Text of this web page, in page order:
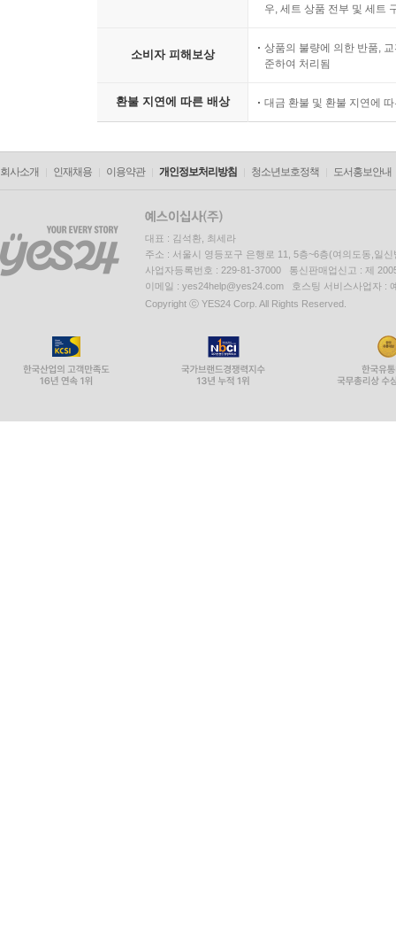
우, 세트 상품 전부 및 세트
소비자 피해보상
상품의 불량에 의한 반품,
준하여 처리됨
환불 지연에 따른 배상 대금 환불 및 환불 지연에
회사소개 인재채용 이용약관 개인정보처리방침 청소년보호정책 도서홍보안내
대표 : 김석환, 최세라
주소 : 서울시 영등포구 은행로 11, 5층~6층(여의도동,일신
사업자등록번호 : 229-81-37000 통신판매업신고 : 제
이메일 : yes24help@yes24.com 호스팅 서비스사업자 :
Copyright ⓒ YES24 Corp. All Rights Reserved.